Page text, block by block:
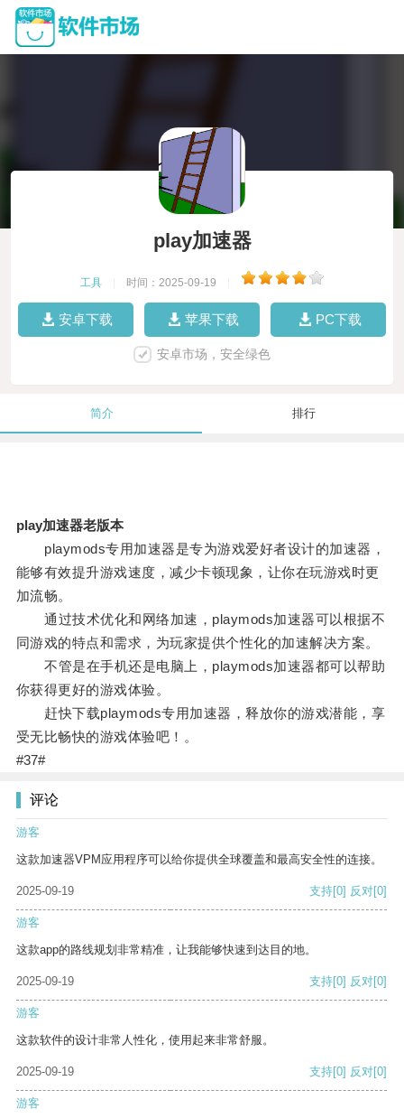
play加速器
工具 时间：2025-09-19
安卓下载 苹果下载 PC下载
安卓市场，安全绿色
简介 排行
play加速器老版本
playmods专用加速器是专为游戏爱好者设计的加速器，
能够有效提升游戏速度，减少卡顿现象，让你在玩游戏时更
加流畅。
通过技术优化和网络加速，playmods加速器可以根据不
同游戏的特点和需求，为玩家提供个性化的加速解决方案。
不管是在手机还是电脑上，playmods加速器都可以帮助
你获得更好的游戏体验。
赶快下载playmods专用加速器，释放你的游戏潜能，享
受无比畅快的游戏体验吧！。
#37#
评论
游客
这款加速器VPM应用程序可以给你提供全球覆盖和最高安全性的连接。
2025-09-19 支持[0] 反对[0]
游客
这款app的路线规划非常精准，让我能够快速到达目的地。
2025-09-19 支持[0] 反对[0]
游客
这款软件的设计非常人性化，使用起来非常舒服。
2025-09-19 支持[0] 反对[0]
游客